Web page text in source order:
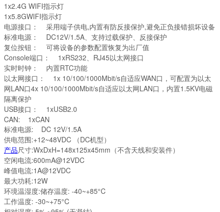
1x2.4G WIFI指示灯
1x5.8GWIFI指示灯
电源接口： 采用端子供电,内置有防反接保护,避免正负接错损坏设备
标准电源： DC12V/1.5A、支持过载保护、反接保护
复位按钮： 可将设备的参数配置恢复为出厂值
Console端口： 1xRS232、RJ45以太网接口
实时时钟： 内置RTC功能
以太网接口： 1x 10/100/1000Mbit/s自适应WAN口，可配置为以太
网LAN口4x 10/100/1000Mbit/s自适应以太网LAN口，内置1.5KV电磁
隔离保护
USB接口： 1xUSB2.0
CAN: 1xCAN
标准电源: DC 12V/1.5A
供电范围:+12~48VDC （DC机型）
产品尺寸:WxDxH=148x125x45mm（不含天线和安装件）
空闲电流:600mA@12VDC
峰值电流:1A@12VDC
最大功耗:12W
环境温湿度:储存温度: -40~+85°C
工作温度: -30~+75°C